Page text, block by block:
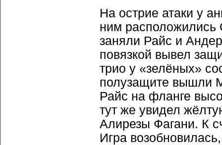
На острие атаки у
ним расположились
заняли Райс и
повязкой вывел
трио у «зелёных»
полузащите вышли
Райс на фланге
тут же увидел
Алирезы Фагани. К
Игра